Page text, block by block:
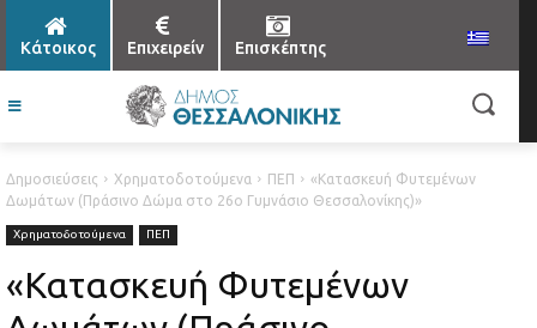
Κάτοικος Επιχειρείν Επισκέπτης
Δημοσιεύσεις Χρηματοδοτούμενα ΠΕΠ
«Κατασκευή Φυτεμένων
Δωμάτων (Πράσινο Δώμα στο 26ο Γυμνάσιο Θεσσαλονίκης)»
Χρηματοδοτούμενα ΠΕΠ
«Κατασκευή Φυτεμένων